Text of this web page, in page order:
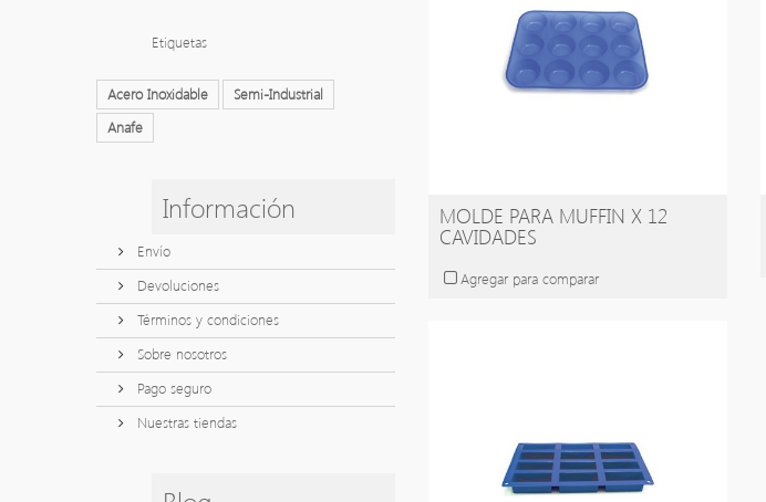
Etiquetas
Acero Inoxidable
Semi-Industrial
Anafe
Información
Envío
Devoluciones
Términos y condiciones
Sobre nosotros
Pago seguro
Nuestras tiendas
MOLDE PARA MUFFIN X 12
CAVIDADES
Agregar para comparar